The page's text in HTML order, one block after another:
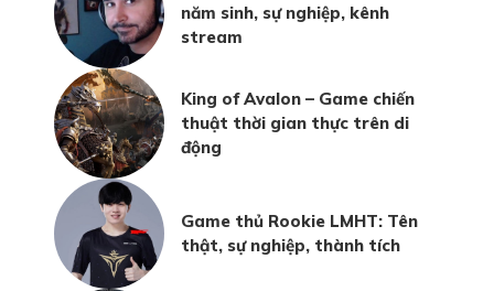
năm sinh, sự nghiệp, kênh
stream
King of Avalon – Game chiến
thuật thời gian thực trên di
động
Game thủ Rookie LMHT: Tên
thật, sự nghiệp, thành tích